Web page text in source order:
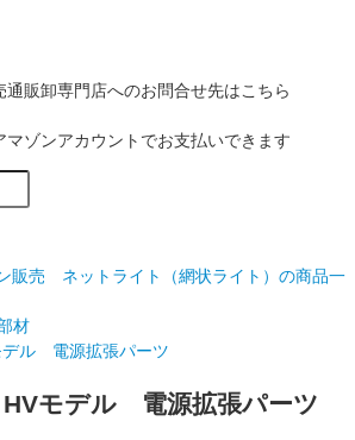
販売 ネットライト（網状ライト）の商品一
材
ル 電源拡張パーツ
モデル 電源拡張パーツ